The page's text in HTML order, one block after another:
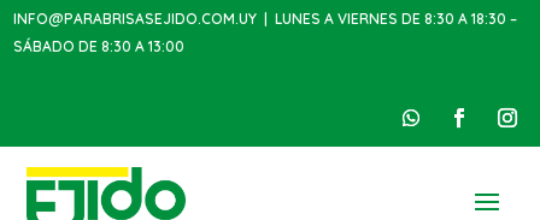
INFO@PARABRISASEJIDO.COM.UY | LUNES A VIERNES DE 8:30 A 18:30 –
SÁBADO DE 8:30 A 13:00